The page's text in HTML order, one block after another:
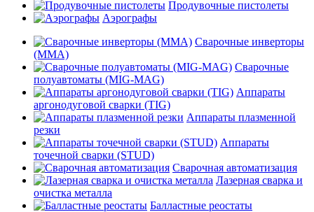
Продувочные пистолеты
Аэрографы
Сварочные инверторы
(MMA)
Сварочные
полуавтоматы (MIG-MAG)
Аппараты
аргонодуговой сварки (TIG)
Аппараты плазменной
резки
Аппараты
точечной сварки (STUD)
Сварочная автоматизация
Лазерная сварка и
очистка металла
Балластные реостаты